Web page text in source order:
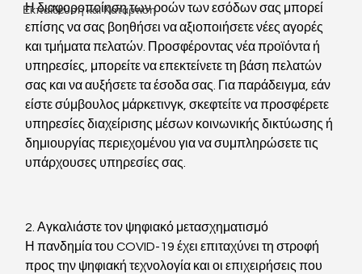
Εκπαίδευση και Κατάρτιση
Η διαφοροποίηση των ροών των εσόδων σας μπορεί
επίσης να σας βοηθήσει να αξιοποιήσετε νέες αγορές
και τμήματα πελατών. Προσφέροντας νέα προϊόντα ή
υπηρεσίες, μπορείτε να επεκτείνετε τη βάση πελατών
σας και να αυξήσετε τα έσοδα σας. Για παράδειγμα, εάν
είστε σύμβουλος μάρκετινγκ, σκεφτείτε να προσφέρετε
υπηρεσίες διαχείρισης μέσων κοινωνικής δικτύωσης ή
δημιουργίας περιεχομένου για να συμπληρώσετε τις
υπάρχουσες υπηρεσίες σας.
2. Αγκαλιάστε τον ψηφιακό μετασχηματισμό
Η πανδημία του COVID-19 έχει επιταχύνει τη στροφή
προς την ψηφιακή τεχνολογία και οι επιχειρήσεις που